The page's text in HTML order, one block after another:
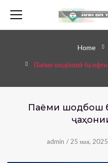
Home
Паёми шодбошӣ ба
Паёми шодбошӣ
admin / 25 мая, 2025